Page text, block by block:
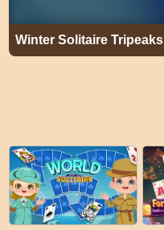
Winter Solitaire Tripeaks